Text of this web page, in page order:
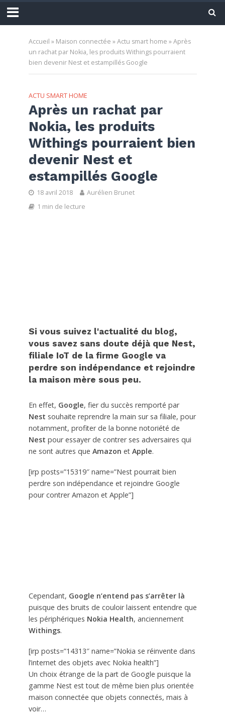
Accueil » Maison connectée »Actu smart home »Après
un rachat par Nokia, les produits Withings pourraient
bien devenir Nest et estampillés Google
ACTU SMART HOME
Après un rachat par
Nokia, les produits
Withings pourraient bien
devenir Nest et
estampillés Google
18 avril 2018
Aurélien Brunet
1 min de lecture
Si vous suivez l'actualité du blog,
vous savez sans doute déjà que Nest,
filiale IoT de la firme Google va
perdre son indépendance et rejoindre
la maison mère sous peu.
En effet, Google, fier du succès remporté par
Nest souhaite reprendre la main sur sa filiale, pour
notamment, profiter de la bonne notoriété de
Nest pour essayer de contrer ses adversaires qui
ne sont autres que Amazon et Apple.
[irp posts=”15319″ name=”Nest pourrait bien
perdre son indépendance et rejoindre Google
pour contrer Amazon et Apple”]
Cependant, Google n’entend pas s’arrêter là
puisque des bruits de couloir laissent entendre que
les périphériques Nokia Health, anciennement
Withings.
[irp posts=”14313″ name=”Nokia se réinvente dans
l’internet des objets avec Nokia health”]
Un choix étrange de la part de Google puisque la
gamme Nest est tout de même bien plus orientée
maison connectée que objets connectés, mais à
voir…